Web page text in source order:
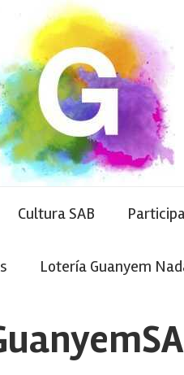
Cultura SAB
Lotería Guanyem